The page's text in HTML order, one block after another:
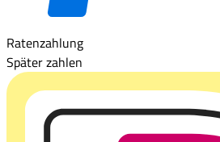
Ratenzahlung
Später zahlen